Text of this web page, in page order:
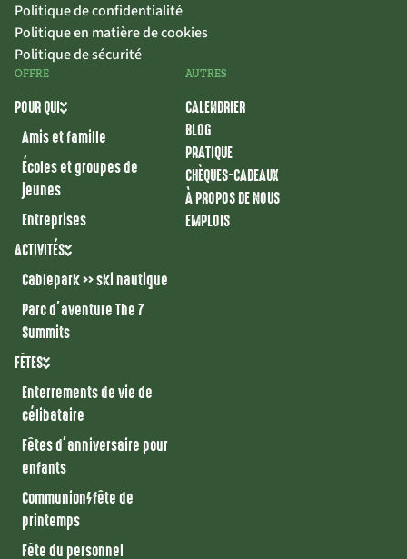
Politique de confidentialité
Politique en matière de cookies
Politique de sécurité
OFFRE
POUR QUI
Amis et famille
Écoles et groupes de
jeunes
Entreprises
ACTIVITÉS
Cablepark >> ski nautique
Parc d’aventure The 7
Summits
FÊTES
Enterrements de vie de
célibataire
Fêtes d’anniversaire pour
enfants
Communion/fête de
printemps
Fête du personnel
AUTRES
CALENDRIER
BLOG
PRATIQUE
CHÈQUES-CADEAUX
À PROPOS DE NOUS
EMPLOIS